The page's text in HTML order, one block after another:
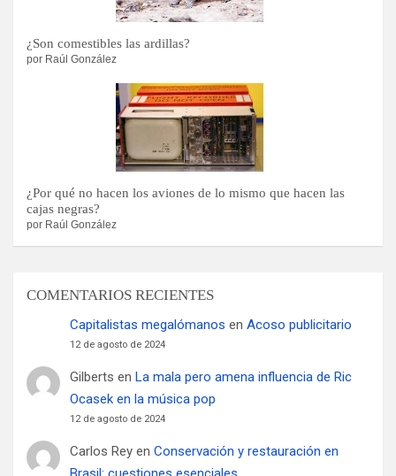
¿Son comestibles las ardillas?
por Raúl González
¿Por qué no hacen los aviones de lo mismo que hacen las
cajas negras?
por Raúl González
COMENTARIOS RECIENTES
Capitalistas megalómanos en Acoso publicitario
12 de agosto de 2024
Gilberts en La mala pero amena influencia de Ric
Ocasek en la música pop
12 de agosto de 2024
Carlos Reyen Conservación y restauración en